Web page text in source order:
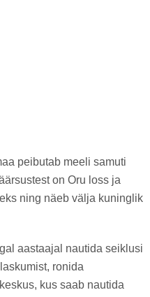
peibutab meeli samuti
on Oru loss ja
ning näeb välja kuninglik
aastaajal nautida seiklusi
ronida
kus saab nautida